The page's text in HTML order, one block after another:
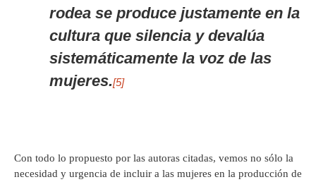
rodea se produce justamente en la
cultura que silencia y devalúa
sistemáticamente la voz de las
mujeres.[5]
Con todo lo propuesto por las autoras citadas, vemos no sólo la
necesidad y urgencia de incluir a las mujeres en la producción de